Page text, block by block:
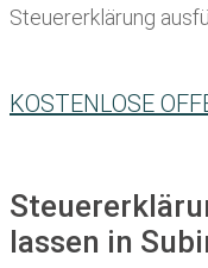
Steuererklärung
KOSTENLOSE
lassen in